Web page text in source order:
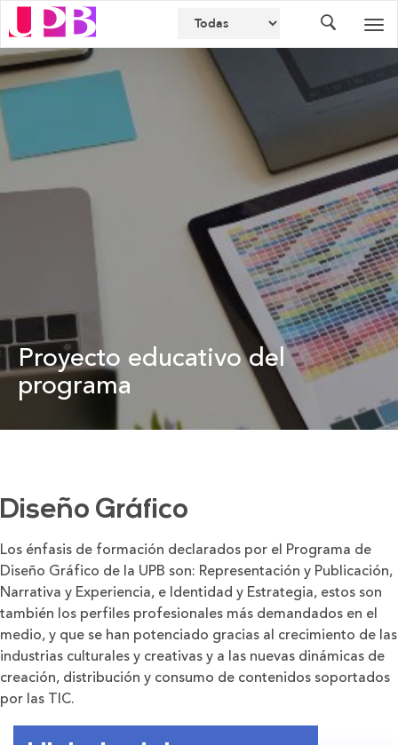
Proyecto educativo del
programa
Diseño Gráfico
Los énfasis de formación declarados por el Programa de
Diseño Gráfico de la UPB son: Representación y Publicación,
Narrativa y Experiencia, e Identidad y Estrategia, estos son
también los perfiles profesionales más demandados en el
medio, y que se han potenciado gracias al crecimiento de las
industrias culturales y creativas y a las nuevas dinámicas de
creación, distribución y consumo de contenidos soportados
por las TIC.